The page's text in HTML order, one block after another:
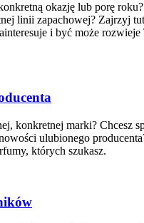
okazję lub porę
linii zapachowej? Zajrzyj
i być może rozwieje
konkretnej marki? Chcesz
ulubionego
których szukasz.